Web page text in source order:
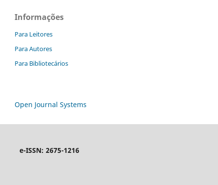
Informações
Para Leitores
Para Autores
Para Bibliotecários
Open Journal Systems
e-ISSN: 2675-1216